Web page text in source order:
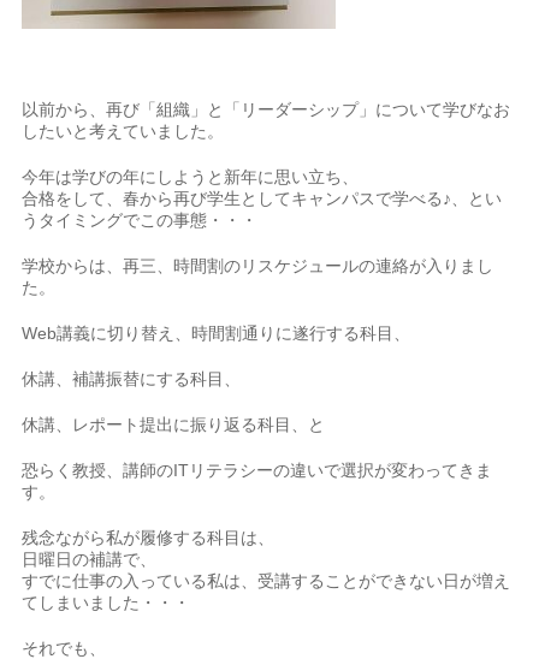
以前から、再び「組織」と「リーダーシップ」について学びなお
したいと考えていました。
今年は学びの年にしようと新年に思い立ち、
合格をして、春から再び学生としてキャンパスで学べる♪、とい
うタイミングでこの事態・・・
学校からは、再三、時間割のリスケジュールの連絡が入りまし
た。
Web講義に切り替え、時間割通りに遂行する科目、
休講、補講振替にする科目、
休講、レポート提出に振り返る科目、と
恐らく教授、講師のITリテラシーの違いで選択が変わってきま
す。
残念ながら私が履修する科目は、
日曜日の補講で、
すでに仕事の入っている私は、受講することができない日が増え
てしまいました・・・
それでも、